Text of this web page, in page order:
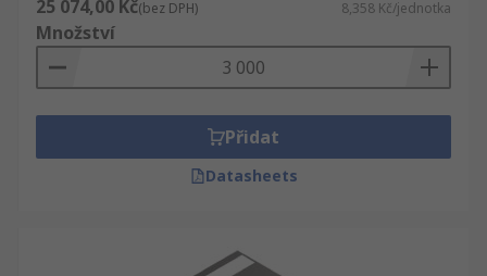
25 074,00 Kč(bez DPH) 8,358 Kč/jednotka
Množství
Přidat
Datasheets